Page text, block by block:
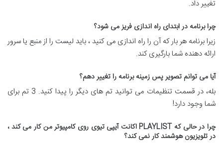
تغییر داد.
چرا برنامه در ابتدای راه اندازی فریز می شود؟
زیرا برنامه هر بار که آن را راه اندازی می کنید ، باید لیست را از منبع یا سرور
ارائه دهنده شما بارگیری کند.
آیا می توانم تصویر پس زمینه برنامه را تغییر دهم؟
بله، در قسمت تنظیمات می توانید تم های دیگر را پیدا کنید. 3 تم برای
شما وجود دارد!
چرا در حالی که PLAYLIST اکانت آیپی تیوی روی کامپیوتر من کار می کند ،
در تلویزیون هوشمند کار نمی کند؟